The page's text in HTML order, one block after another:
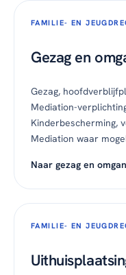
FAMILIE- EN
Gezag en
Gezag,
Mediation-
Kinderbescherming,
Mediation waar
Naar gezag en
FAMILIE- EN